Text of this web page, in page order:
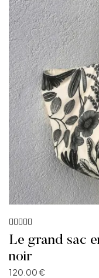
Note5.00
sur 5
Le grand sac
noir
120.00€